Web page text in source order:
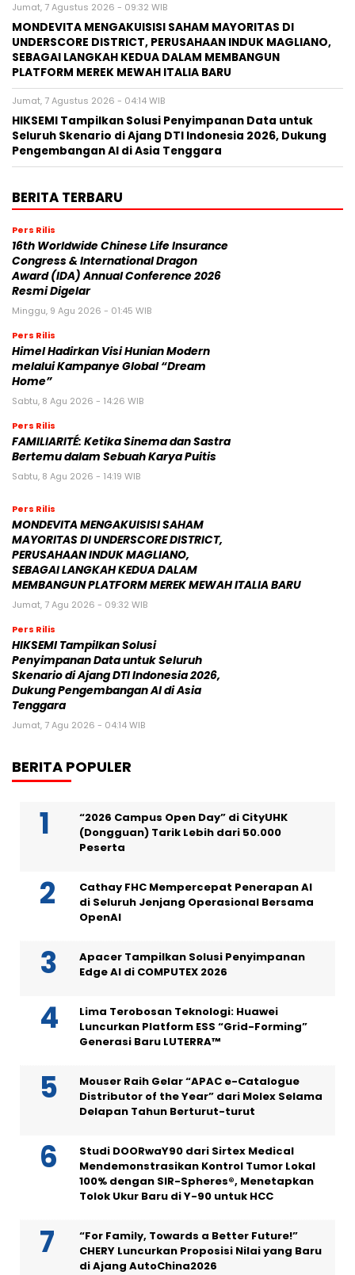
Jumat, 7 Agustus 2026 - 09:32 WIB
MONDEVITA MENGAKUISISI SAHAM MAYORITAS DI
UNDERSCORE DISTRICT, PERUSAHAAN INDUK MAGLIANO,
SEBAGAI LANGKAH KEDUA DALAM MEMBANGUN
PLATFORM MEREK MEWAH ITALIA BARU
Jumat, 7 Agustus 2026 - 04:14 WIB
HIKSEMI Tampilkan Solusi Penyimpanan Data untuk
Seluruh Skenario di Ajang DTI Indonesia 2026, Dukung
Pengembangan AI di Asia Tenggara
BERITA TERBARU
Pers Rilis
16th Worldwide Chinese Life Insurance
Congress & International Dragon
Award (IDA) Annual Conference 2026
Resmi Digelar
Minggu, 9 Agu 2026 - 01:45 WIB
Pers Rilis
Himel Hadirkan Visi Hunian Modern
melalui Kampanye Global “Dream
Home”
Sabtu, 8 Agu 2026 - 14:26 WIB
Pers Rilis
FAMILIARITÉ: Ketika Sinema dan Sastra
Bertemu dalam Sebuah Karya Puitis
Sabtu, 8 Agu 2026 - 14:19 WIB
Pers Rilis
MONDEVITA MENGAKUISISI SAHAM
MAYORITAS DI UNDERSCORE DISTRICT,
PERUSAHAAN INDUK MAGLIANO,
SEBAGAI LANGKAH KEDUA DALAM
MEMBANGUN PLATFORM MEREK MEWAH ITALIA BARU
Jumat, 7 Agu 2026 - 09:32 WIB
Pers Rilis
HIKSEMI Tampilkan Solusi
Penyimpanan Data untuk Seluruh
Skenario di Ajang DTI Indonesia 2026,
Dukung Pengembangan AI di Asia
Tenggara
Jumat, 7 Agu 2026 - 04:14 WIB
BERITA POPULER
“2026 Campus Open Day” di CityUHK
(Dongguan) Tarik Lebih dari 50.000
Peserta
Cathay FHC Mempercepat Penerapan AI
di Seluruh Jenjang Operasional Bersama
OpenAI
Apacer Tampilkan Solusi Penyimpanan
Edge AI di COMPUTEX 2026
Lima Terobosan Teknologi: Huawei
Luncurkan Platform ESS “Grid-Forming”
Generasi Baru LUTERRA™
Mouser Raih Gelar “APAC e-Catalogue
Distributor of the Year” dari Molex Selama
Delapan Tahun Berturut-turut
Studi DOORwaY90 dari Sirtex Medical
Mendemonstrasikan Kontrol Tumor Lokal
100% dengan SIR-Spheres®, Menetapkan
Tolok Ukur Baru di Y-90 untuk HCC
“For Family, Towards a Better Future!”
CHERY Luncurkan Proposisi Nilai yang Baru
di Ajang AutoChina2026